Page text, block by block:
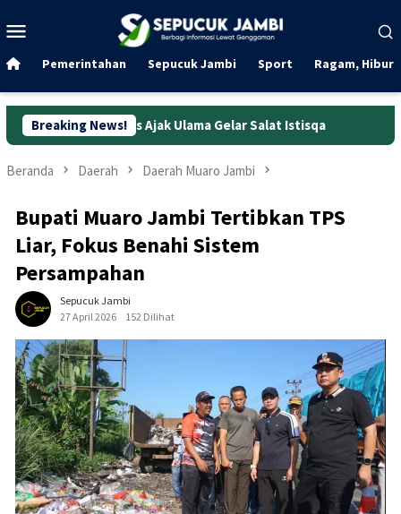
ke
Mobile
Pemerintahan Sepucuk Jambi Sport Ragam,
Breaking News!
Ajak Ulama Gelar Salat Istisqa Kejurnas IMC 2026:
Beranda Daerah Daerah Muaro Jambi
Bupati Muaro Jambi Tertibkan TPS
Liar, Fokus Benahi Sistem
Persampahan
Sepucuk Jambi
27 April 2026
152 Dilihat